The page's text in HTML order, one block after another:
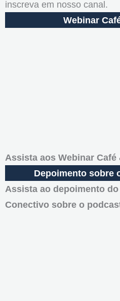
inscreva em nosso canal.
Webinar
Assista aos Webinar Café
Depoimento sobre
Assista ao depoimento
Conectivo sobre o